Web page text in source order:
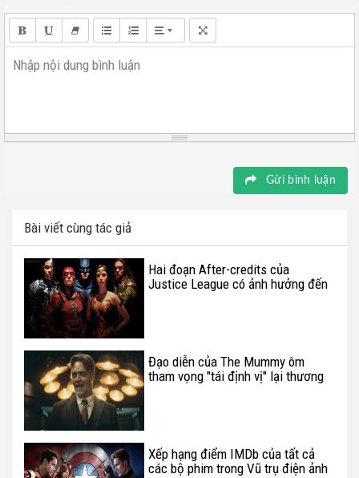
Nhập nội dung bình luận
Gửi bình luận
Bài viết cùng tác giả
Hai đoạn After-credits của
Justice League có ảnh hưởng đến
Đạo diễn của The Mummy ôm
tham vọng "tái định vị" lại thương
Xếp hạng điểm IMDb của tất cả
các bộ phim trong Vũ trụ điện ảnh